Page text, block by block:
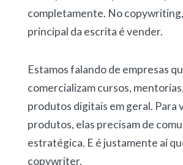
completamente. No
principal da escrita é vender.
Estamos falando de empresas
comercializam cursos,
produtos digitais em geral. Para
produtos, elas precisam de
estratégica. E é justamente aí
copywriter.